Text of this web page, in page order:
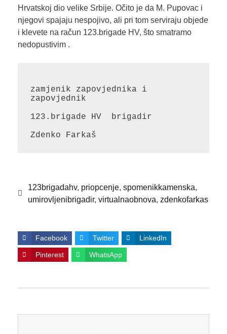
Hrvatskoj dio velike Srbije. Očito je da M. Pupovac i
njegovi spajaju nespojivo, ali pri tom serviraju objede
i klevete na račun 123.brigade HV, što smatramo
nedopustivim .
zamjenik zapovjednika i
zapovjednik
123.brigade HV  brigadir
Zdenko Farkaš
123brigadahv, priopcenje, spomenikkamenska,
umirovljenibrigadir, virtualnaobnova, zdenkofarkas
Facebook Twitter LinkedIn
Pinterest WhatsApp